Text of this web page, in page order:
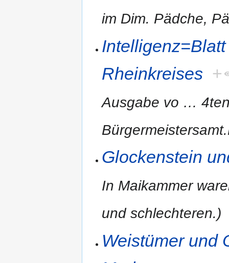
im Dim. Pädche,
Rheinkreises +
Ausgabe vo …
Glockenstein
In Maikammer
und schlechteren.)
Weistümer und